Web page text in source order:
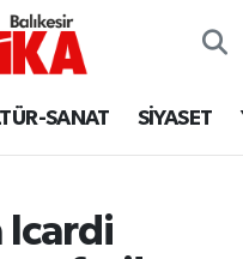
SANAT SİYASET
Icardi